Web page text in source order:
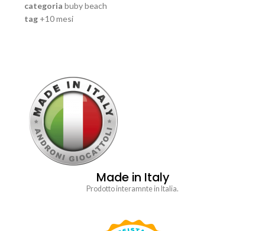
categoria buby beach
tag +10 mesi
Made in Italy
Prodotto interamnte in Italia.